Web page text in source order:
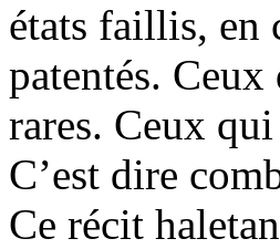
états faillis, en
patentés.
rares. Ceux
C’est dire
Ce récit